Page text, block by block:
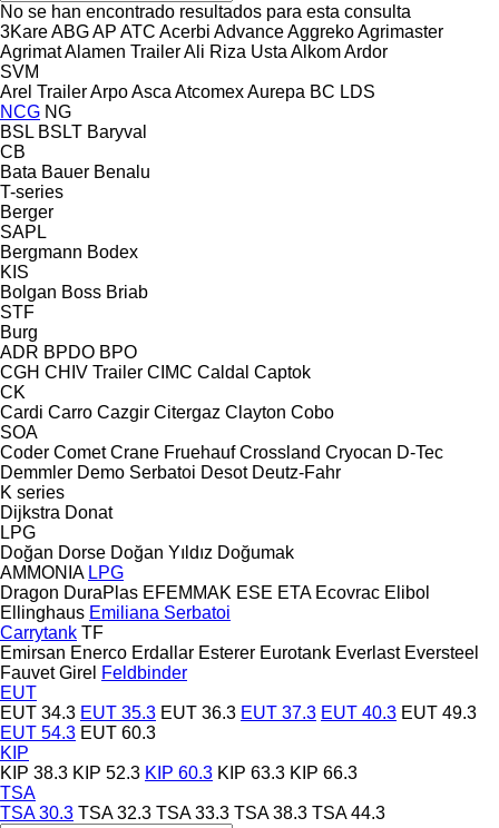
No se han encontrado resultados para esta consulta
3KareABGAP ATC Acerbi AdvanceAggrekoAgrimaster
AgrimatAlamen TrailerAli Riza Usta AlkomArdor
SVM
Arel TrailerArpoAsca AtcomexAurepa BC LDS
NCG NG
BSL BSLT Baryval
CB
Bata Bauer Benalu
T-series
Berger
SAPL
Bergmann Bodex
KIS
Bolgan Boss Briab
STF
Burg
ADR BPDO BPO
CGH CHIV Trailer CIMC Caldal Captok
CK
Cardi Carro Cazgir Citergaz Clayton Cobo
SOA
Coder Comet Crane Fruehauf Crossland Cryocan D-Tec
Demmler Demo Serbatoi Desot Deutz-Fahr
K series
Dijkstra Donat
LPG
Doğan Dorse Doğan Yıldız Doğumak
AMMONIA LPG
Dragon DuraPlas EFEMMAK ESE ETA Ecovrac Elibol
Ellinghaus Emiliana Serbatoi
Carrytank TF
Emirsan Enerco Erdallar Esterer Eurotank Everlast Eversteel
Fauvet Girel Feldbinder
EUT
EUT 34.3 EUT 35.3 EUT 36.3 EUT 37.3 EUT 40.3 EUT 49.3
EUT 54.3 EUT 60.3
KIP
KIP 38.3 KIP 52.3 KIP 60.3 KIP 63.3 KIP 66.3
TSA
TSA 30.3 TSA 32.3 TSA 33.3 TSA 38.3 TSA 44.3